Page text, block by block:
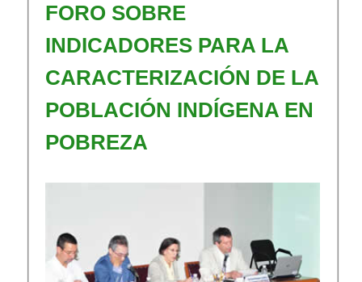
FORO SOBRE
INDICADORES PARA LA
CARACTERIZACIÓN DE LA
POBLACIÓN INDÍGENA EN
POBREZA